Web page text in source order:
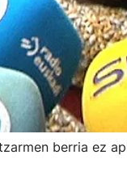
berria ez